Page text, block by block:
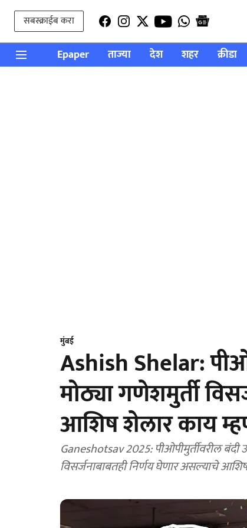
सबस्क्राईब करा
Epaper ताज्या देश शहर क्रीडा
मुंबई
Ashish Shelar:
मोठ्या गणेशमुर्ती
आशिष शेलार काय
Ganeshotsav 2025: पीओपीमुर्तीवरील
विसर्जनाबाबतही निर्णय घेणार असल्याचे